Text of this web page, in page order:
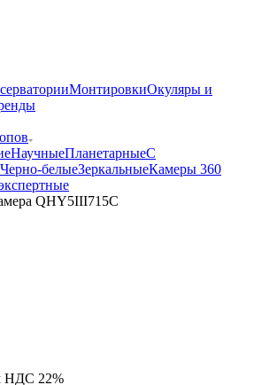
МонтировкиОкуляры и
НаучныеПланетарныеС
Черно-белыеЗеркальныеКамеры 360
QHY5III715C
НДС 22%